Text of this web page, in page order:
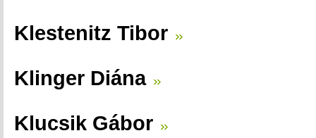
Klestenitz Tibor
Klinger Diána
Klucsik Gábor